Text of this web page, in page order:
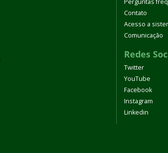
Perguntas
Contato
Acesso a
Comunicação
Redes
Twitter
YouTube
Facebook
Instagram
Linkedin